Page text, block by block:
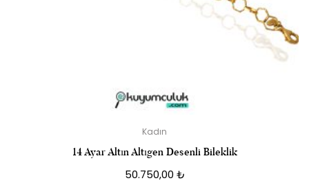
Kadın
14 Ayar Altın Altıgen Desenli Bileklik
50.750,00 ₺